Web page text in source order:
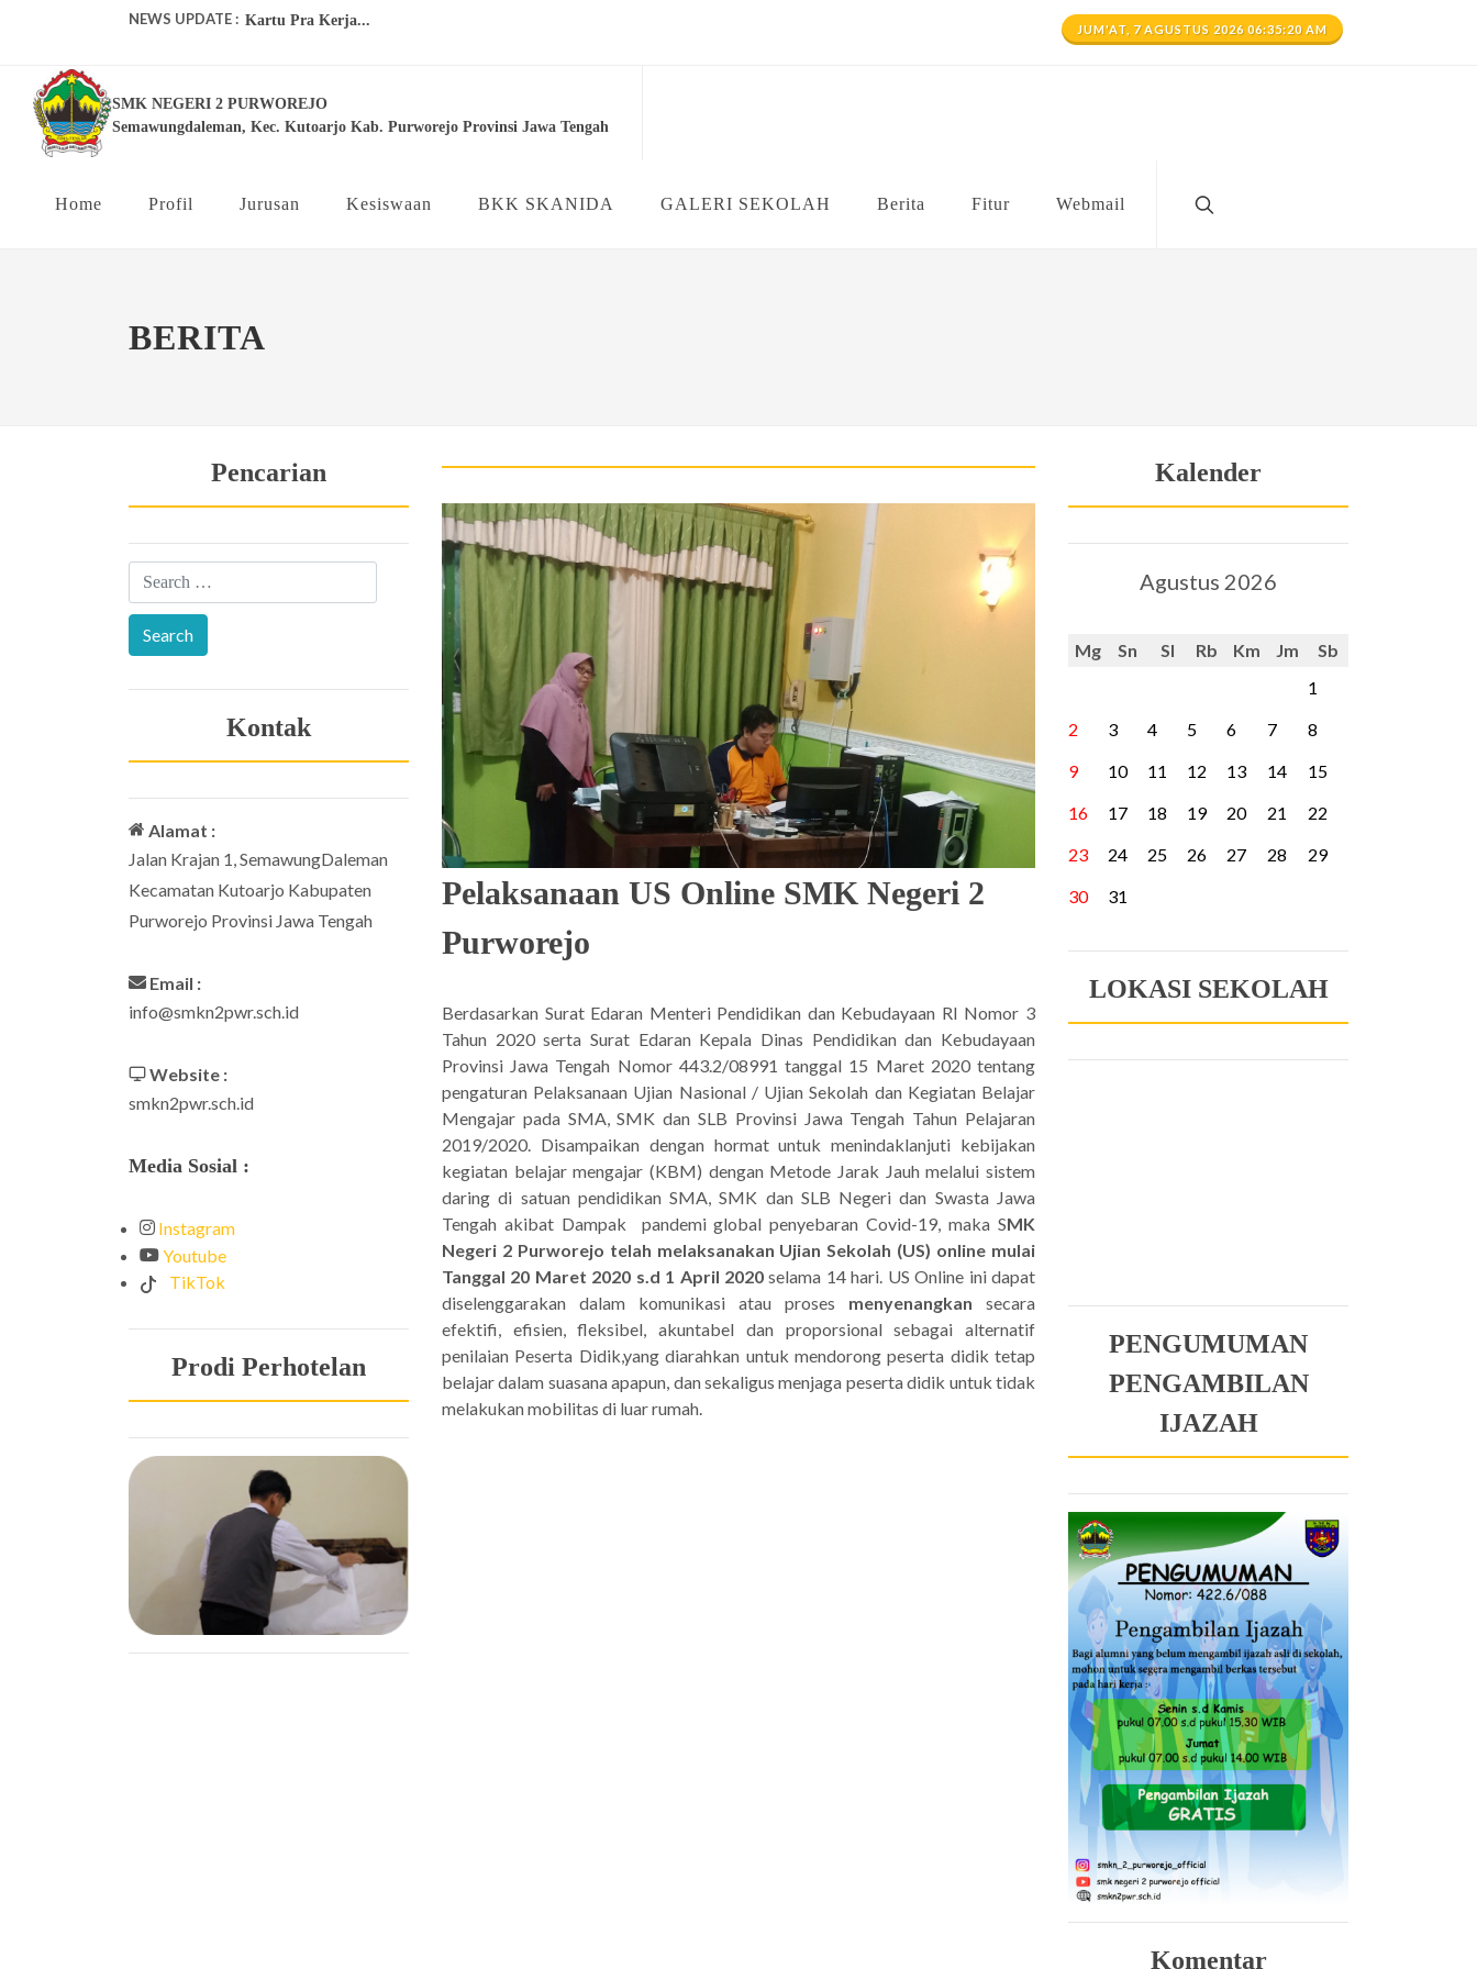
NEWS UPDATE : Kartu Pra Kerja...
Pelaksanaan US Online SMK Negeri 2 Purworejo...
Proyek Penguatan Profil Pelajar Pancasila (P5) ...
JUM'AT, 7 AGUSTUS 2026 06:35:21 AM
SMK NEGERI 2 PURWOREJO
Semawungdaleman, Kec. Kutoarjo Kab. Purworejo Provinsi Jawa Tengah
Home Profil Jurusan Kesiswaan BKK SKANIDA GALERI SEKOLAH Berita Fitur Webmail
BERITA
Pencarian
Kontak
Alamat :
Jalan Krajan 1, SemawungDaleman
Kecamatan Kutoarjo Kabupaten
Purworejo Provinsi Jawa Tengah
Email :
info@smkn2pwr.sch.id
Website :
smkn2pwr.sch.id
Media Sosial :
Instagram
Youtube
TikTok
Prodi Perhotelan
Pelaksanaan US Online SMK Negeri 2
Purworejo
Berdasarkan Surat Edaran Menteri Pendidikan dan Kebudayaan RI Nomor 3
Tahun 2020 serta Surat Edaran Kepala Dinas Pendidikan dan Kebudayaan
Provinsi Jawa Tengah Nomor 443.2/08991 tanggal 15 Maret 2020 tentang
pengaturan Pelaksanaan Ujian Nasional / Ujian Sekolah dan Kegiatan Belajar
Mengajar pada SMA, SMK dan SLB Provinsi Jawa Tengah Tahun Pelajaran
2019/2020. Disampaikan dengan hormat untuk menindaklanjuti kebijakan
kegiatan belajar mengajar (KBM) dengan Metode Jarak Jauh melalui sistem
daring di satuan pendidikan SMA, SMK dan SLB Negeri dan Swasta Jawa
Tengah akibat Dampak pandemi global penyebaran Covid-19, maka SMK
Negeri 2 Purworejo telah melaksanakan Ujian Sekolah (US) online mulai
Tanggal 20 Maret 2020 s.d 1 April 2020selama 14 hari. US Online ini dapat
diselenggarakan dalam komunikasi atau proses menyenangkan secara
efektifi, efisien, fleksibel, akuntabel dan proporsional sebagai alternatif
penilaian Peserta Didik,yang diarahkan untuk mendorong peserta didik tetap
belajar dalam suasana apapun, dan sekaligus menjaga peserta didik untuk tidak
melakukan mobilitas di luar rumah.
Kalender
Agustus 2026
Mg Sn Sl Rb Km Jm
Sb
1
2
3 4 5 6 7
8
9
10 11 12 13 14
15
16
17 18 19 20 21
22
23
24 25 26 27 28
29
30
31
LOKASI SEKOLAH
PENGUMUMAN
PENGAMBILAN
IJAZAH
Komentar